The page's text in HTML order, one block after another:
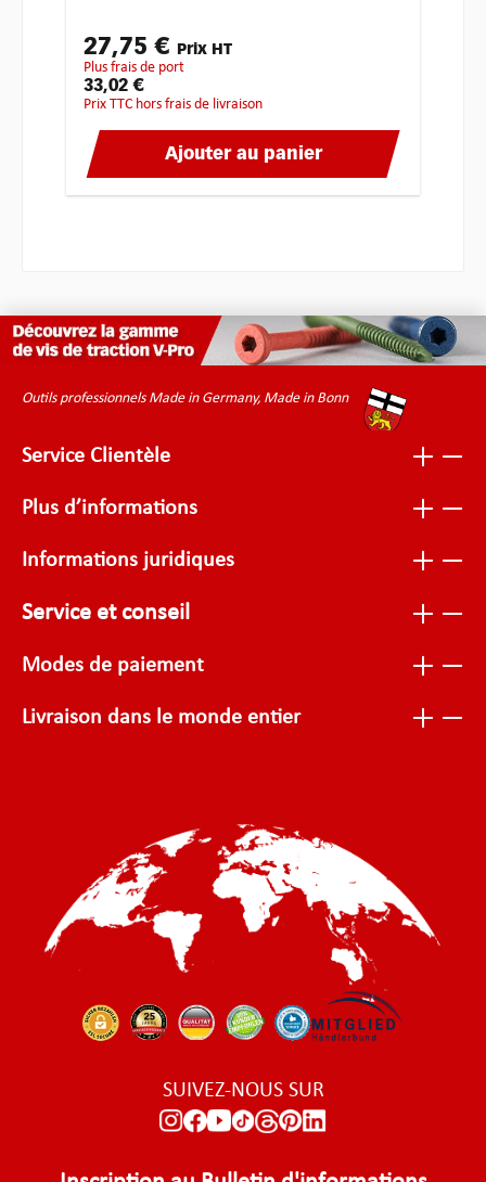
27,75 € Prix HT
plus frais de port
33,02 €
Prix TTC hors frais de livraison
Ajouter au panier
Outils professionnels Made in Germany, Made in Bonn
Service Clientèle
Plus d’informations
Informations juridiques
Service et conseil
Modes de paiement
Livraison dans le monde entier
SUIVEZ-NOUS SUR